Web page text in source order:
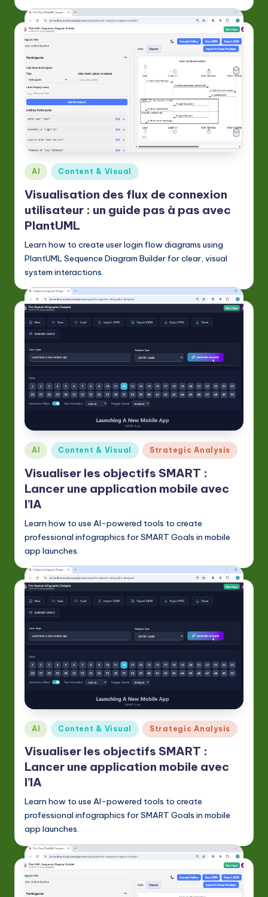
Posted
AI Content & Visual
Visualisation des flux de connexion
utilisateur : un guide pas à pas avec
PlantUML
Learn how to create user login flow diagrams using
PlantUML Sequence Diagram Builder for clear, visual
system interactions.
Posted
in
AI Content & Visual Strategic Analysis
Visualiser les objectifs SMART :
Lancer une application mobile avec
l’IA
Learn how to use AI-powered tools to create
professional infographics for SMART Goals in mobile
app launches.
Posted
in
AI Content & Visual Strategic Analysis
Visualiser les objectifs SMART :
Lancer une application mobile avec
l’IA
Learn how to use AI-powered tools to create
professional infographics for SMART Goals in mobile
app launches.